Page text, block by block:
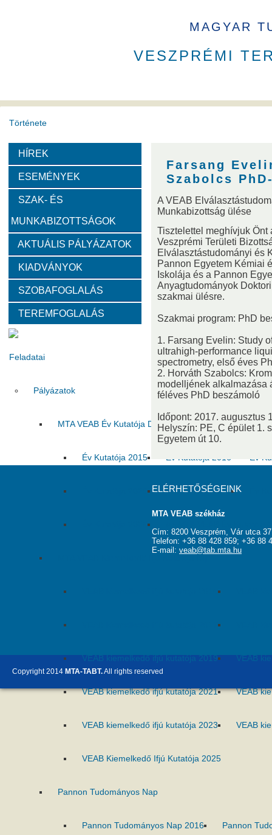
MAGYAR
VESZPRÉMI
Története
A VEAB története
Díjak
Emlékérem VEAB Kiemelkedő Ifjú
Szervezeti felépítése
Választott vezetők Akadémikusok Nem akadémikus
Tanácskozási jogú tagok SZMSZ Testületek
Feladatai
Pályázatok
MTA VEAB Év Kutatója Díj
Év Kutatója 2015 Év Kutatója 2016 Év
Év Kutatója 2021
VEAB kiemelkedő ifjú kutatója 2019 VEAB
VEAB kiemelkedő ifjú kutatója 2021 VEAB
VEAB kiemelkedő ifjú kutatója 2023 VEAB
VEAB Kiemelkedő Ifjú Kutatója 2025
Pannon Tudományos Nap
Pannon Tudományos Nap 2016 Pannon
HÍREK
ESEMÉNYEK
SZAK- ÉS
MUNKABIZOTTSÁGOK
AKTUÁLIS PÁLYÁZATOK
KIADVÁNYOK
SZOBAFOGLALÁS
TEREMFOGLALÁS
Farsang
Szabolcs
A VEAB
Munkabizottság ülése
Tisztelettel meghívjuk Önt
Veszprémi Területi
Elválasztástudományi és
Pannon Egyetem Kémiai
Iskolája és a Pannon
Anyagtudományok
szakmai ülésre.
Szakmai program: PhD
1. Farsang Evelin: Study
ultrahigh-performance
spectrometry, első éves
2. Horváth Szabolcs:
modelljének alkalmazása
féléves PhD beszámoló
Időpont: 2017. augusztus
Helyszín: PE, C épület 1.
Egyetem út 10.
ELÉRHETŐSÉGEINK
MTA VEAB székház
Cím: 8200 Veszprém, Vár utca
Telefon: +36 88 428 859; +36 88
E-mail: veab@tab.mta.hu
Copyright 2014 MTA-TABT.All rights reserved